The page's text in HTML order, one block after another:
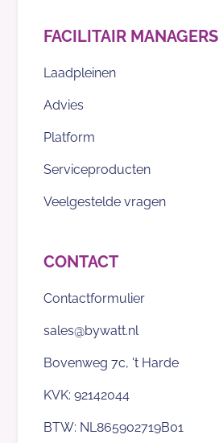
FACILITAIR MANAGERS
Laadpleinen
Advies
Platform
Serviceproducten
Veelgestelde vragen
CONTACT
Contactformulier
sales@bywatt.nl
Bovenweg 7c, 't Harde
KVK: 92142044
BTW: NL865902719B01